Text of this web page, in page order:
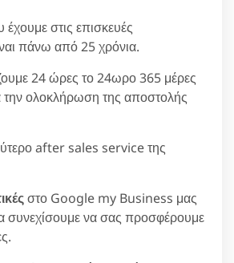
στις επισκευές
πάνω από 25 χρόνια.
24 ώρες το 24ωρο 365 μέρες
την ολοκλήρωση της αποστολής
after sales service της
στο Google my Business μας
συνεχίσουμε να σας προσφέρουμε